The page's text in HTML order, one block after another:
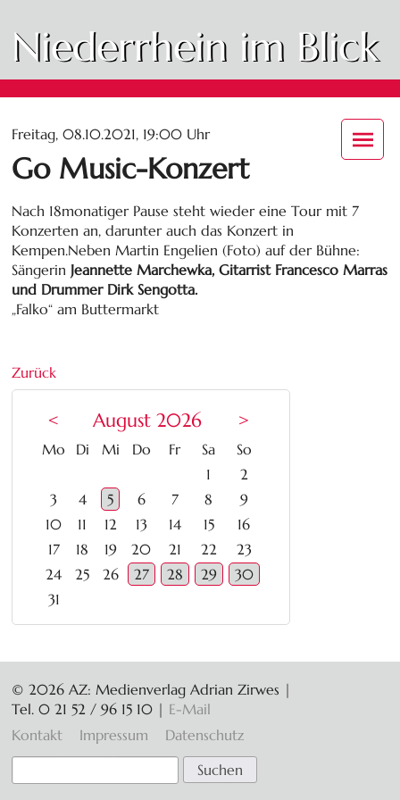
Niederrhein im Blick
Freitag, 08.10.2021, 19:00 Uhr
Go Music-Konzert
Nach 18monatiger Pause steht wieder eine Tour mit 7
Konzerten an, darunter auch das Konzert in
Kempen.Neben Martin Engelien (Foto) auf der Bühne:
Sängerin Jeannette Marchewka, Gitarrist Francesco Marras
und Drummer Dirk Sengotta.
„Falko“ am Buttermarkt
Zurück
< August 2026 >
Mo ntag
Dienstag
Mittwoch
Donnerstag
Freitag
Samstag
Sonntag
1
2
3
4 5 6 7 8
9
10
11 12 13 14 15
16
17
18 19 20 21 22
23
24
25 26 27 28 29
30
31
© 2026 AZ: Medienverlag Adrian Zirwes |
Tel. 0 21 52 / 96 15 10 | E-Mail
Navigation
überspringen
Kontakt Impressum Datenschutz